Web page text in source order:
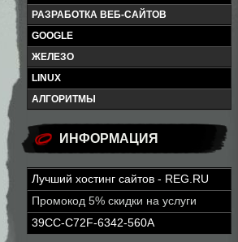
РАЗРАБОТКА ВЕБ-САЙТОВ
GOOGLE
ЖЕЛЕЗО
LINUX
АЛГОРИТМЫ
ИНФОРМАЦИЯ
Лучший хостинг сайтов - REG.RU
Промокод 5% скидки на услуги
39CC-C72F-6342-560A